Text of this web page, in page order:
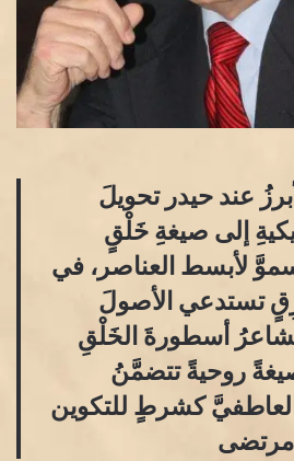
عند حيدر تحويلَ
إلى صيغةِ خَلْقٍ
لأبسط العناصر، في
تستدعي الأصولَ
أسطورةَ الخَلْقِ
روحيةً تتضمَّنُ
العاطفيَّ كشرطٍ للتكوين